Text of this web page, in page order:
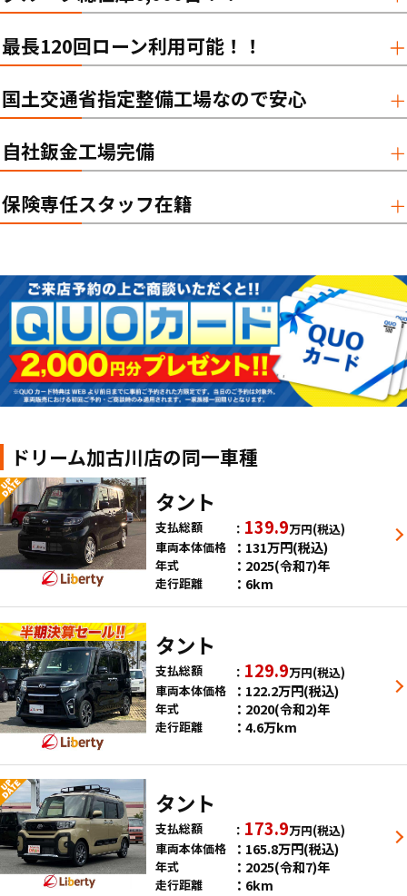
最長120回ローン利用可能！！
国土交通省指定整備工場なので安心
自社鈑金工場完備
保険専任スタッフ在籍
ドリーム加古川店の同一車種
タント
支払総額 139.9万円(税込)
車両本体価格
131万円(税込)
年式 2025(令和7)年
走行距離 6km
タント
支払総額 129.9万円(税込)
車両本体価格
122.2万円(税込)
年式 2020(令和2)年
走行距離 4.6万km
タント
支払総額 173.9万円(税込)
車両本体価格
165.8万円(税込)
年式 2025(令和7)年
走行距離 6km